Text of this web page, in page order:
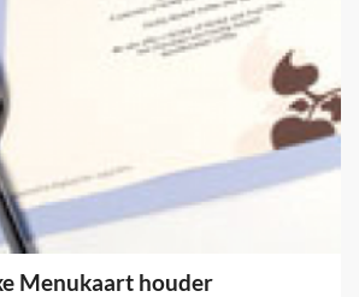
Menukaart houder